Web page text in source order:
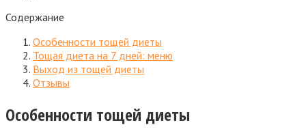
Содержание
Особенности тощей диеты
Тощая диета на 7 дней: меню
Выход из тощей диеты
Отзывы
Особенности тощей диеты